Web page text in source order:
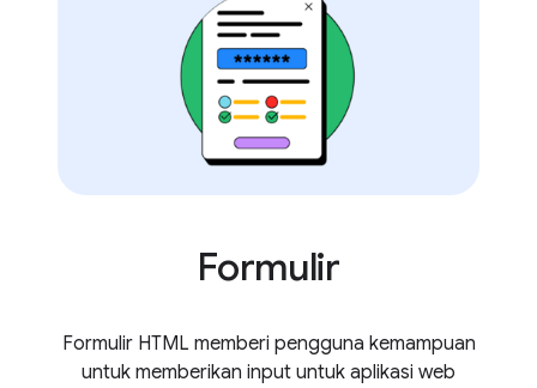
Formulir
Formulir HTML memberi pengguna kemampuan
untuk memberikan input untuk aplikasi web